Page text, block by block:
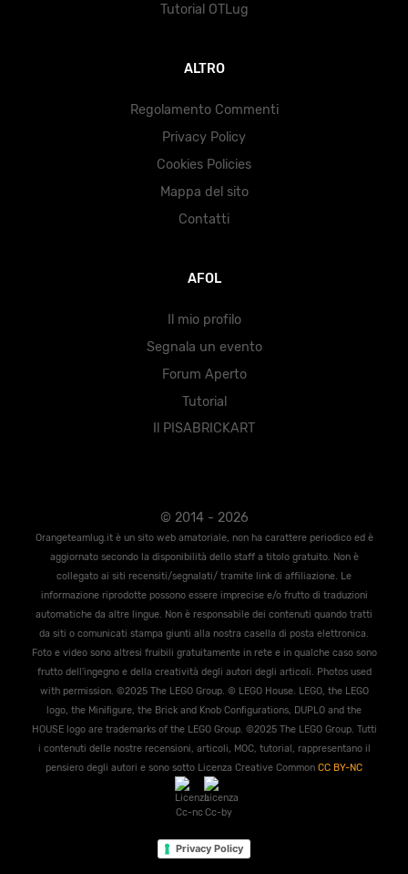
Tutorial OTLug
ALTRO
Regolamento Commenti
Privacy Policy
Cookies Policies
Mappa del sito
Contatti
AFOL
Il mio profilo
Segnala un evento
Forum Aperto
Tutorial
Il PISABRICKART
© 2014 - 2026
Orangeteamlug.it è un sito web amatoriale, non ha carattere periodico ed è
aggiornato secondo la disponibilità dello staff a titolo gratuito. Non è
collegato ai siti recensiti/segnalati/ tramite link di affiliazione. Le
informazione riprodotte possono essere imprecise e/o frutto di traduzioni
automatiche da altre lingue. Non è responsabile dei contenuti quando tratti
da siti o comunicati stampa giunti alla nostra casella di posta elettronica.
Foto e video sono altresi fruibili gratuitamente in rete e in qualche caso sono
frutto dell'ingegno e della creatività degli autori degli articoli. Photos used
with permission. ©2025 The LEGO Group. © LEGO House. LEGO, the LEGO
logo, the Miniﬁgure, the Brick and Knob Conﬁgurations, DUPLO and the
HOUSE logo are trademarks of the LEGO Group. ©2025 The LEGO Group. Tutti
i contenuti delle nostre recensioni, articoli, MOC, tutorial, rappresentano il
pensiero degli autori e sono sotto Licenza Creative Common CC BY-NC
Privacy Policy